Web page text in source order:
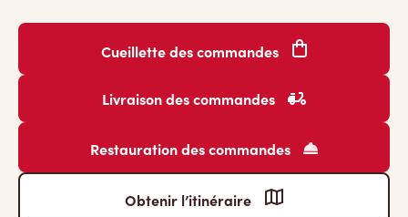
Cueillette des commandes
Livraison des commandes
Restauration des commandes
Obtenir l’itinéraire